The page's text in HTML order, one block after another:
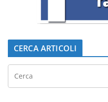
CERCA ARTICOLI